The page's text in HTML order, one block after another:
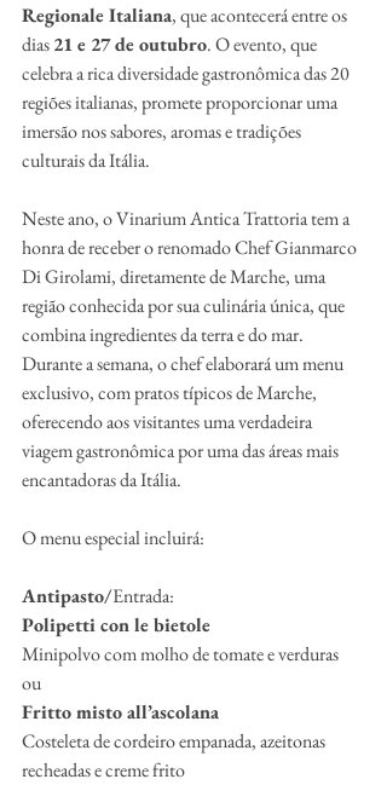
Regionale Italiana, que acontecerá entre os
dias 21 e 27 de outubro. O evento, que
celebra a rica diversidade gastronômica das 20
regiões italianas, promete proporcionar uma
imersão nos sabores, aromas e tradições
culturais da Itália.
Neste ano, o Vinarium Antica Trattoria tem a
honra de receber o renomado Chef Gianmarco
Di Girolami, diretamente de Marche, uma
região conhecida por sua culinária única, que
combina ingredientes da terra e do mar.
Durante a semana, o chef elaborará um menu
exclusivo, com pratos típicos de Marche,
oferecendo aos visitantes uma verdadeira
viagem gastronômica por uma das áreas mais
encantadoras da Itália.
O menu especial incluirá:
Antipasto/Entrada:
Polipetti con le bietole
Minipolvo com molho de tomate e verduras
ou
Fritto misto all’ascolana
Costeleta de cordeiro empanada, azeitonas
recheadas e creme frito